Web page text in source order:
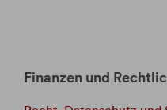
Finanzen und